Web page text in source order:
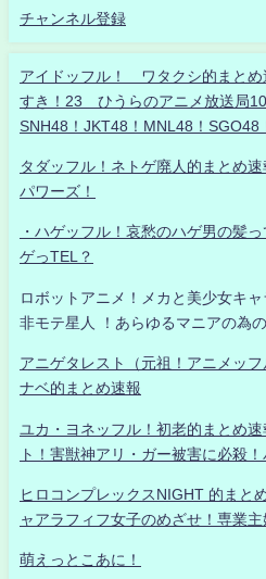
チャンネル登録
アイドッフル！ ワタクシ的まと
すき！23 ひうらのアニメ放送局
SNH48！JKT48！MNL48！SGO48
タダッフル！ネトゲ廃人的まとめ
パワーズ！
・ハゲッフル！哀愁のハゲ男の髪
ゲっTEL？
ロボットアニメ！メカと美少女キ
非モテ星人 ！あらゆるマニアの為
アニゲタレスト（元祖！アニメッ
ナベ的まとめ速報
ユカ・ヨネッフル！初老的まとめ
ト！害獣神アリ・ガー被害に必殺
ヒロコンプレックスNIGHT 的まと
ャアラフィフ女子のめざせ！専業
萌えっとこあに！